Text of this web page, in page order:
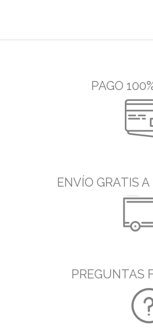
PAGO
ENVÍO GRATIS
PREGUNTAS